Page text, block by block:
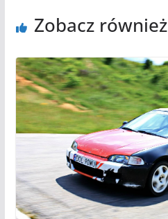
Zobacz również